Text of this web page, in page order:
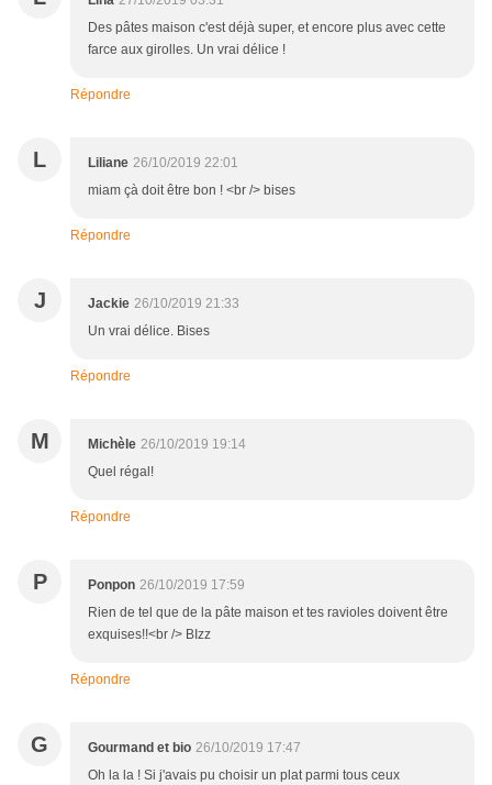
Des pâtes maison c'est déjà super, et encore plus avec cette
farce aux girolles. Un vrai délice !
Répondre
L Liliane 26/10/2019 22:01
miam çà doit être bon ! <br /> bises
Répondre
J Jackie 26/10/2019 21:33
Un vrai délice. Bises
Répondre
M Michèle 26/10/2019 19:14
Quel régal!
Répondre
P Ponpon 26/10/2019 17:59
Rien de tel que de la pâte maison et tes ravioles doivent être
exquises!!<br /> BIzz
Répondre
G Gourmand et bio 26/10/2019 17:47
Oh la la ! Si j'avais pu choisir un plat parmi tous ceux